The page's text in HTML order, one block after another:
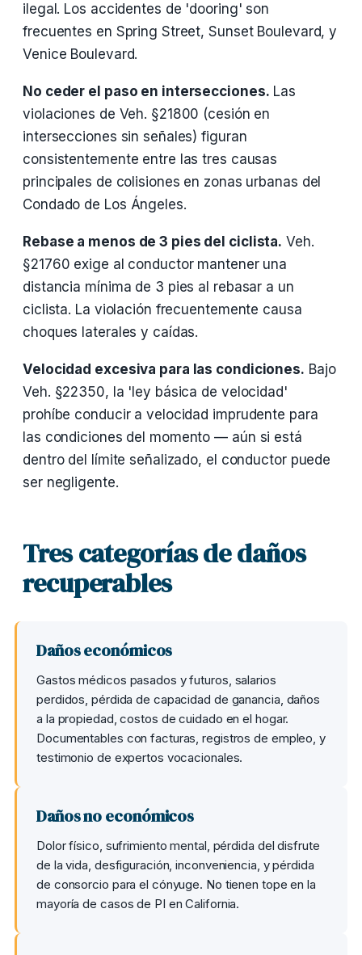
ilegal. Los accidentes de 'dooring' son
frecuentes en Spring Street, Sunset Boulevard, y
Venice Boulevard.
No ceder el paso en intersecciones. Las
violaciones de Veh. §21800 (cesión en
intersecciones sin señales) figuran
consistentemente entre las tres causas
principales de colisiones en zonas urbanas del
Condado de Los Ángeles.
Rebase a menos de 3 pies del ciclista. Veh.
§21760 exige al conductor mantener una
distancia mínima de 3 pies al rebasar a un
ciclista. La violación frecuentemente causa
choques laterales y caídas.
Velocidad excesiva para las condiciones. Bajo
Veh. §22350, la 'ley básica de velocidad'
prohíbe conducir a velocidad imprudente para
las condiciones del momento — aún si está
dentro del límite señalizado, el conductor puede
ser negligente.
Tres categorías de daños
recuperables
Daños económicos
Gastos médicos pasados y futuros, salarios
perdidos, pérdida de capacidad de ganancia, daños
a la propiedad, costos de cuidado en el hogar.
Documentables con facturas, registros de empleo, y
testimonio de expertos vocacionales.
Daños no económicos
Dolor físico, sufrimiento mental, pérdida del disfrute
de la vida, desfiguración, inconveniencia, y pérdida
de consorcio para el cónyuge. No tienen tope en la
mayoría de casos de PI en California.